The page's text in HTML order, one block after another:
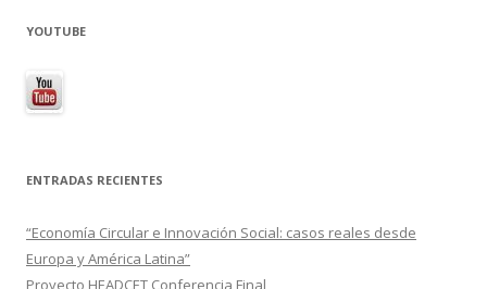
YOUTUBE
ENTRADAS RECIENTES
“Economía Circular e Innovación Social: casos reales desde
Europa y América Latina”
Proyecto HEADCET Conferencia Final